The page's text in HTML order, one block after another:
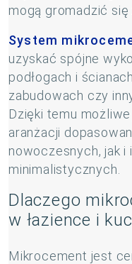
mogą gromadzić się
System
uzyskać spójne
podłogach i
zabudowach czy
Dzięki temu
aranżacji
nowoczesnych, jak
minimalistycznych.
Dlaczego
w łazience i
Mikrocement jest